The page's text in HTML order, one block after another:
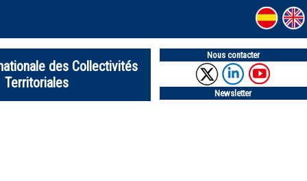
des Collectivités
Territoriales
Nous contacter
Newsletter